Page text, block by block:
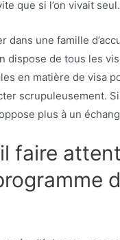
que si l’on vivait seul.
dans une famille
dispose de tous les
en matière de visa
scrupuleusement.
plus à un
faire